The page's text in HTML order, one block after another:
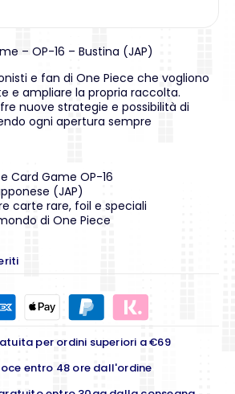
– OP-16 – Bustina (JAP)
e fan di One Piece che vogliono
e ampliare la propria raccolta.
nuove strategie e possibilità di
ogni apertura sempre
Card Game OP-16
(JAP)
carte rare, foil e speciali
di One Piece
per ordini superiori a €69
entro 48 ore dall'ordine